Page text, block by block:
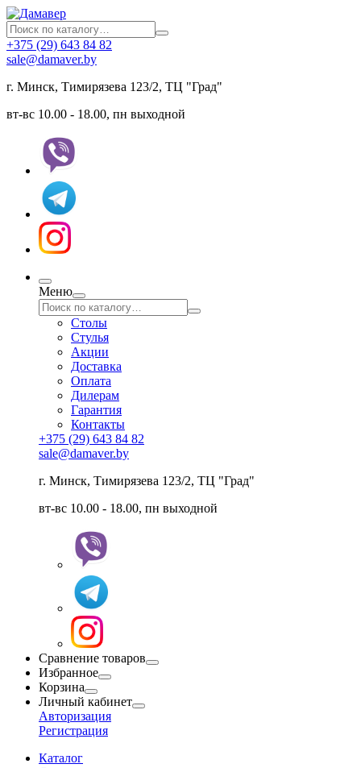
+375 (29) 643 84 82
sale@damaver.by
г. Минск, Тимирязева 123/2, ТЦ "Град"
вт-вс 10.00 - 18.00, пн выходной
Меню
Столы
Стулья
Акции
Доставка
Оплата
Дилерам
Гарантия
Контакты
+375 (29) 643 84 82
sale@damaver.by
г. Минск, Тимирязева 123/2, ТЦ "Град"
вт-вс 10.00 - 18.00, пн выходной
Сравнение товаров
Избранное
Корзина
Личный кабинет
Авторизация
Регистрация
Каталог